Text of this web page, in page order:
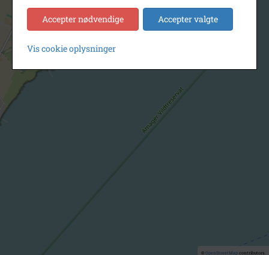
© OpenStreetMapcontributors.
Accepter nødvendige Accepter valgte
Vis cookie oplysninger